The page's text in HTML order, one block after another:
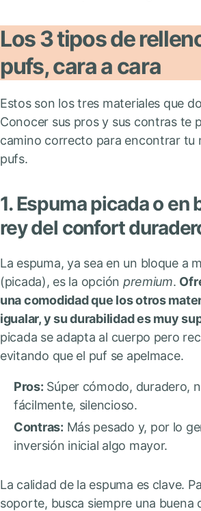
Los 3 tipos de
pufs, cara a cara
Estos son los tres materiales que
Conocer sus pros y sus contras te
camino correcto para encontrar tu
pufs.
1. Espuma picada o en
rey del confort
La espuma, ya sea en un bloque a
(picada), es la opción premium.
una comodidad que los otros
igualar, y su durabilidad es muy
picada se adapta al cuerpo pero
evitando que el puf se apelmace.
Pros: Súper cómodo, duradero,
fácilmente, silencioso.
Contras: Más pesado y, por lo
inversión inicial algo mayor.
La calidad de la espuma es clave.
soporte, busca siempre una buena